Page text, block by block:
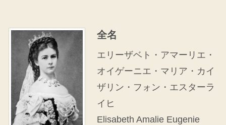
全名
エリーザベト・アマーリエ・
オイゲーニエ・マリア・カイ
ザリン・フォン・エスターラ
イヒ
Elisabeth Amalie Eugenie